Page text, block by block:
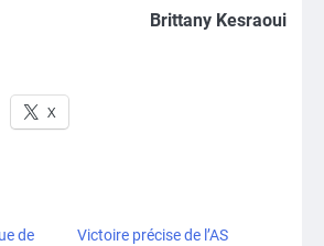
Brittany Kesraoui
X
de
Victoire précise de l’AS